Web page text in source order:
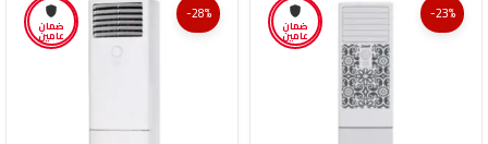
ضمان
عامين
-23%
ضمان
عامين
-28%